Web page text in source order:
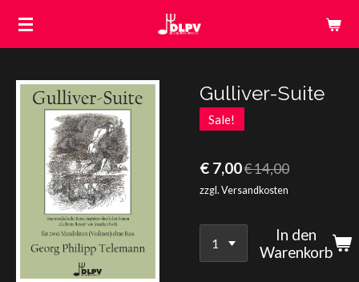
Zum
Gulliver-Suite
Sale!
€ 7,00€ 14,00
zzgl. Versandkosten
In den
Warenkorb